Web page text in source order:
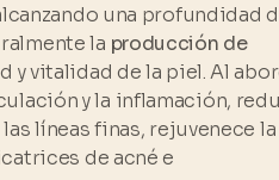
una profundidad
la producción de
y vitalidad de la piel. Al
y la inflamación,
líneas finas, rejuvenece
de acné e